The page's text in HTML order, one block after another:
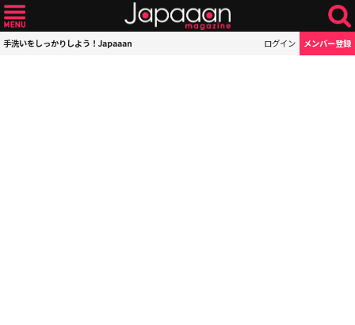
手洗いをしっかりしよう！Japaaan ログイン メンバー登録